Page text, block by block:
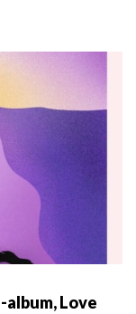
album, Love